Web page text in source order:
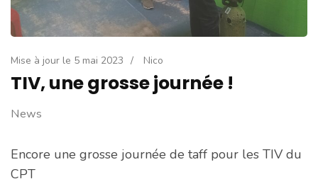
Mise à jour le 5 mai 2023 / Nico
TIV, une grosse journée !
News
Encore une grosse journée de taff pour les TIV du
CPT